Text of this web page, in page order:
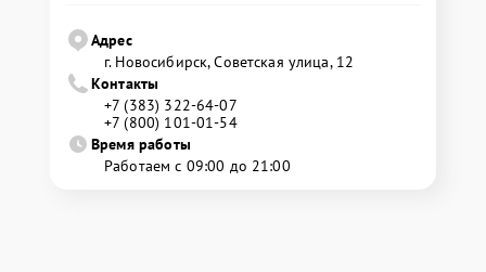
Адрес
г. Новосибирск, Советская улица, 12
Контакты
+7 (383) 322-64-07
+7 (800) 101-01-54
Время работы
Работаем с 09:00 до 21:00